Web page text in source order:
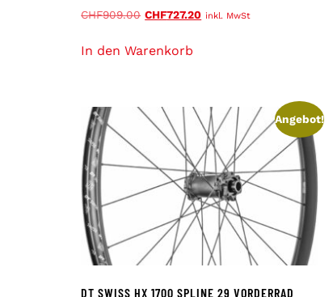
CHF909.00 CHF727.20 inkl. MwSt
In den Warenkorb
Angebot!
DT SWISS HX 1700 SPLINE 29 VORDERRAD